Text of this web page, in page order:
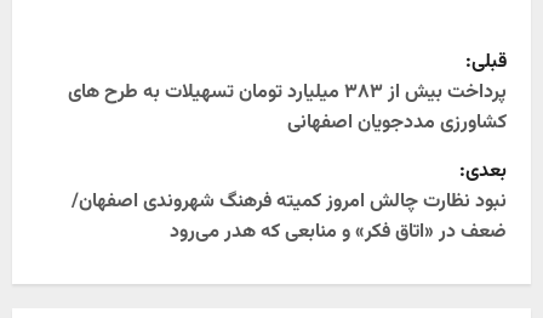
P
o
s
t
قبلی:
پرداخت بیش از ۳۸۳ میلیارد تومان تسهیلات به طرح های
کشاورزی مددجویان اصفهانی
بعدی:
نبود نظارت چالش امروز کمیته فرهنگ شهروندی اصفهان/
ضعف در «اتاق فکر» و منابعی که هدر می‌رود